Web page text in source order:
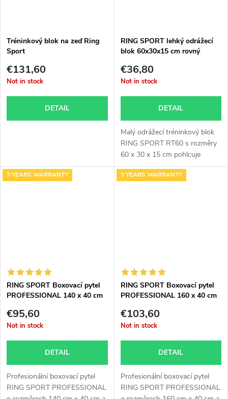
Tréninkový blok na zeď Ring
Sport
€131,60
Not in stock
DETAIL
RING SPORT lehký odrážecí
blok 60x30x15 cm rovný
€36,80
Not in stock
DETAIL
Malý odrážecí tréninkový blok
RING SPORT RT60 s rozměry
60 x 30 x 15 cm pohlcuje
skvěle...
3 YEARS WARRANTY
RING SPORT Boxovací pytel
PROFESSIONAL 140 x 40 cm
€95,60
Not in stock
DETAIL
Profesionální boxovací pytel
RING SPORT PROFESSIONAL
3 YEARS WARRANTY
RING SPORT Boxovací pytel
PROFESSIONAL 160 x 40 cm
€103,60
Not in stock
DETAIL
Profesionální boxovací pytel
RING SPORT PROFESSIONAL